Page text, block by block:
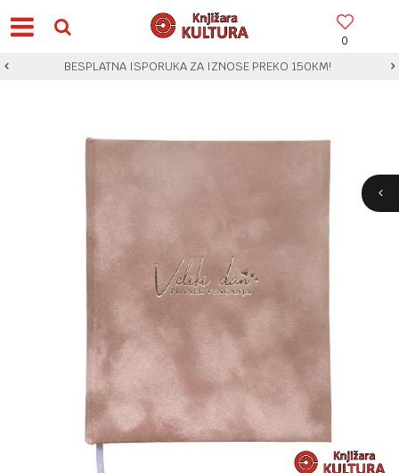
0
BESPLATNA ISPORUKA ZA IZNOSE PREKO 150KM!